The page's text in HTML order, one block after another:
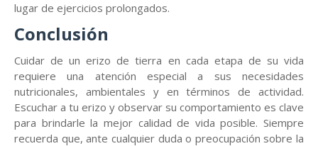
lugar de ejercicios prolongados.
Conclusión
Cuidar de un erizo de tierra en cada etapa de su vida
requiere una atención especial a sus necesidades
nutricionales, ambientales y en términos de actividad.
Escuchar a tu erizo y observar su comportamiento es clave
para brindarle la mejor calidad de vida posible. Siempre
recuerda que, ante cualquier duda o preocupación sobre la